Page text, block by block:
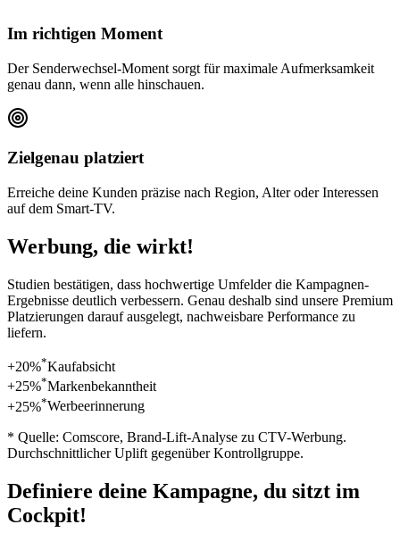
Im richtigen Moment
Der Senderwechsel-Moment sorgt für maximale Aufmerksamkeit
genau dann, wenn alle hinschauen.
Zielgenau platziert
Erreiche deine Kunden präzise nach Region, Alter oder Interessen
auf dem Smart-TV.
Werbung, die wirkt!
Studien bestätigen, dass hochwertige Umfelder die Kampagnen-
Ergebnisse deutlich verbessern. Genau deshalb sind unsere Premium
Platzierungen darauf ausgelegt, nachweisbare Performance zu
liefern.
+20%*Kaufabsicht
+25%*Markenbekanntheit
+25%*Werbeerinnerung
* Quelle: Comscore, Brand-Lift-Analyse zu CTV-Werbung.
Durchschnittlicher Uplift gegenüber Kontrollgruppe.
Definiere deine Kampagne, du sitzt im
Cockpit!